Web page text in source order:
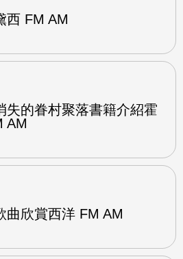
西 FM AM
失的眷村聚落書籍介紹霍
AM
曲欣賞西洋 FM AM